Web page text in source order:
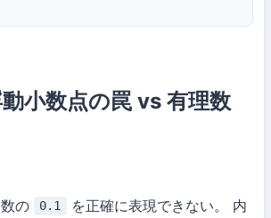
小数点の罠 vs 有理数
の 0.1
を正確に表現できない。 内